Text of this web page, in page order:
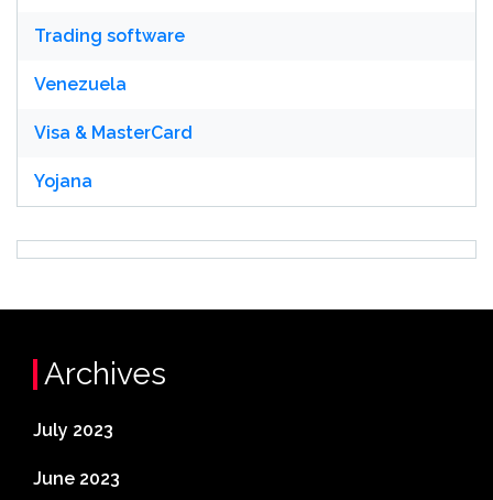
Trading software
Venezuela
Visa & MasterCard
Yojana
Archives
July 2023
June 2023